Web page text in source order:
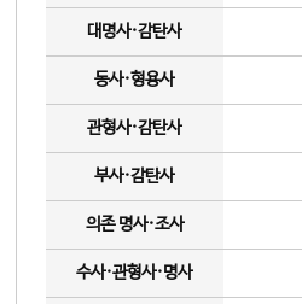
대명사·감탄사
동사·형용사
관형사·감탄사
부사·감탄사
의존 명사·조사
수사·관형사·명사